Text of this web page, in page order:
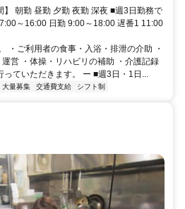
】 朝勤 昼勤 夕勤 夜勤 深夜 ■週3日勤務で
～16:00 日勤 9:00～18:00 遅番1 11:00
・ご利用者の食事・入浴・排泄の介助 ・
営 ・体操・リハビリの補助 ・介護記録
っていただきます。 ー ■週3日・1日...
大量募集 交通費支給 シフト制